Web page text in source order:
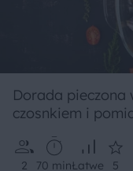
Dorada pieczona
czosnkiem i
2 70 minŁatwe 5